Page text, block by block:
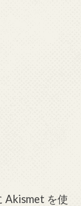
Akismet を使